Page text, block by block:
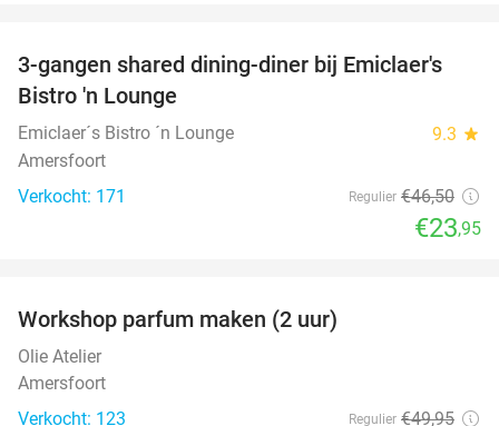
48%
3-gangen shared dining-diner bij Emiclaer's
Bistro 'n Lounge
Emiclaer´s Bistro ´n Lounge 9.3 star
Amersfoort
Verkocht: 171
Regulier €46,50
€23,95
Workshop parfum maken (2 uur)
Olie Atelier
Amersfoort
Verkocht: 123
Regulier €49,95